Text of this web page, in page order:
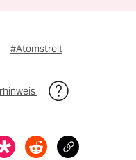
#Atomstreit